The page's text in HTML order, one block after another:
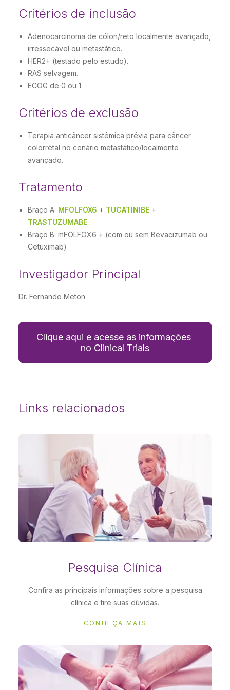
Critérios de inclusão
Adenocarcinoma de cólon/reto localmente avançado,
irressecável ou metastático.
HER2+ (testado pelo estudo).
RAS selvagem.
ECOG de 0 ou 1.
Critérios de exclusão
Terapia anticâncer sistêmica prévia para câncer
colorretal no cenário metastático/localmente
avançado.
Tratamento
Braço A: MFOLFOX6 + TUCATINIBE +
TRASTUZUMABE
Braço B: mFOLFOX6 + (com ou sem Bevacizumab ou
Cetuximab)
Investigador Principal
Dr. Fernando Meton
Clique aqui e acesse as informações
no Clinical Trials
Links relacionados
Pesquisa Clínica
Confira as principais informações sobre a pesquisa
clínica e tire suas dúvidas.
CONHEÇA MAIS